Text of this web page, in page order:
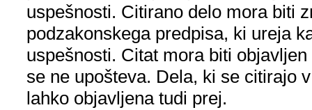
uspešnosti. Citirano delo mora biti
podzakonskega predpisa, ki ureja
uspešnosti. Citat mora biti
se ne upošteva. Dela, ki se citirajo
lahko objavljena tudi prej.